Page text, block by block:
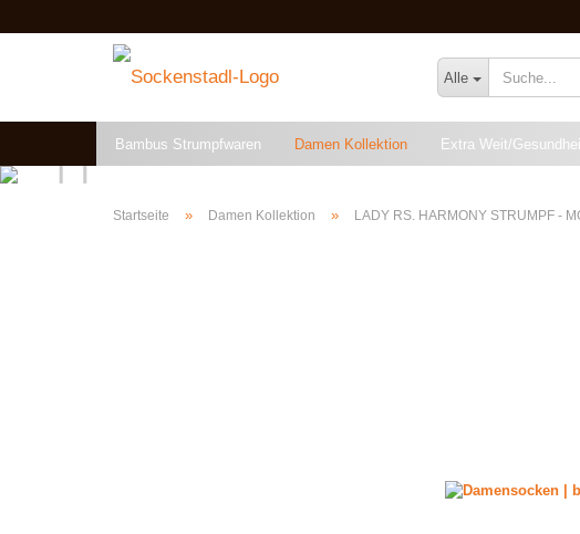
Alle
Bambus Strumpfwaren Damen Kollektion Extra Weit/
Startseite » Damen Kollektion » LADY RS. HARMONY STRUMPF -